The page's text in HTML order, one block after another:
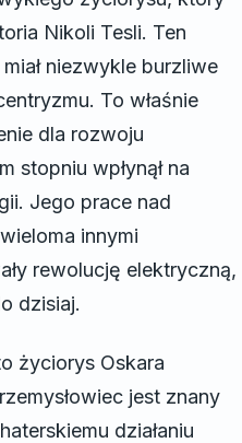
Nikoli Tesli. Ten
niezwykle burzliwe
To właśnie
dla rozwoju
stopniu wpłynął na
Jego prace nad
innymi
rewolucję elektryczną,
dzisiaj.
życiorys Oskara
jest znany
działaniu